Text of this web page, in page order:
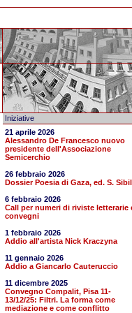
Iniziative
21 aprile 2026
Alessandro De Francesco nuovo
presidente dell'Associazione
Semicerchio
26 febbraio 2026
Dossier Poesia di Gaza, ed. S.
6 febbraio 2026
Call per numeri di riviste letterarie
convegni
1 febbraio 2026
Addio all'artista Nick Kraczyna
11 gennaio 2026
Addio a Giancarlo Cauteruccio
11 dicembre 2025
Convegno Compalit, Pisa 11-
13/12/25: Filtri. La forma come
mediazione e come conflitto